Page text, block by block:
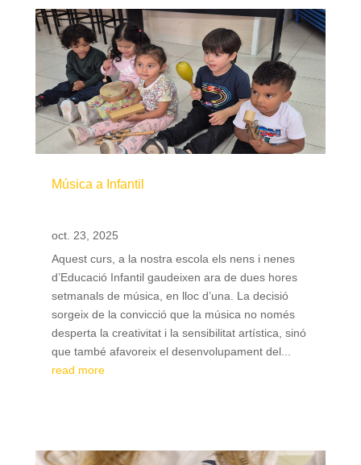
Música a Infantil
oct. 23, 2025
Aquest curs, a la nostra escola els nens i nenes
d’Educació Infantil gaudeixen ara de dues hores
setmanals de música, en lloc d’una. La decisió
sorgeix de la convicció que la música no només
desperta la creativitat i la sensibilitat artística, sinó
que també afavoreix el desenvolupament del...
read more